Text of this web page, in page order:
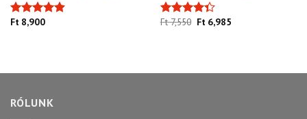
Értékelés:
Ft 8,900
Értékelés:
Ft7,550 Original
price
Ft 6,985Current
RÓLUNK